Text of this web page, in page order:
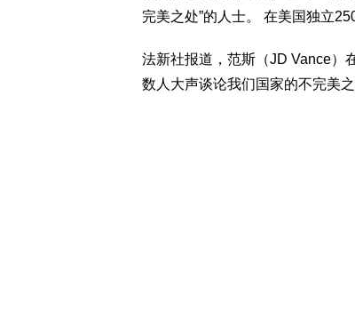
完美之处”的人士。 在美国独立
法新社报道，范斯（JD Vance）
数人大声谈论我们国家的不完美